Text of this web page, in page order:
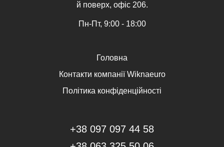
й поверх, офіс 206.
Пн-Пт, 9:00 - 18:00
Головна
Контакти компанії Wiknaeuro
Політика конфіденційності
+38 097 097 44 58